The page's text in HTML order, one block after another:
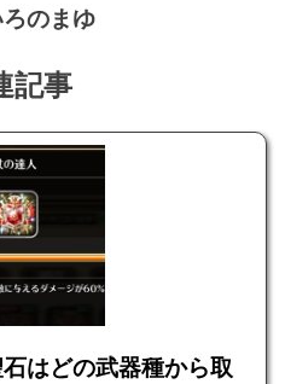
のまゆ
記事
石はどの武器種から取